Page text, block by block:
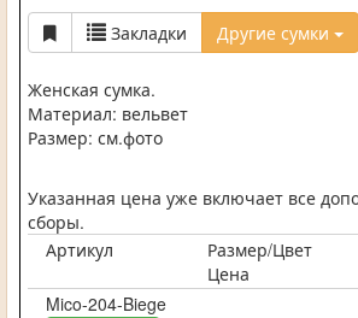
Закладки Другие сумки
Женская сумка.
Материал: вельвет
Размер: см.фото
Указанная цена уже включает все
сборы.
Артикул
Размер/Цвет
Цена
Mico-204-Biege